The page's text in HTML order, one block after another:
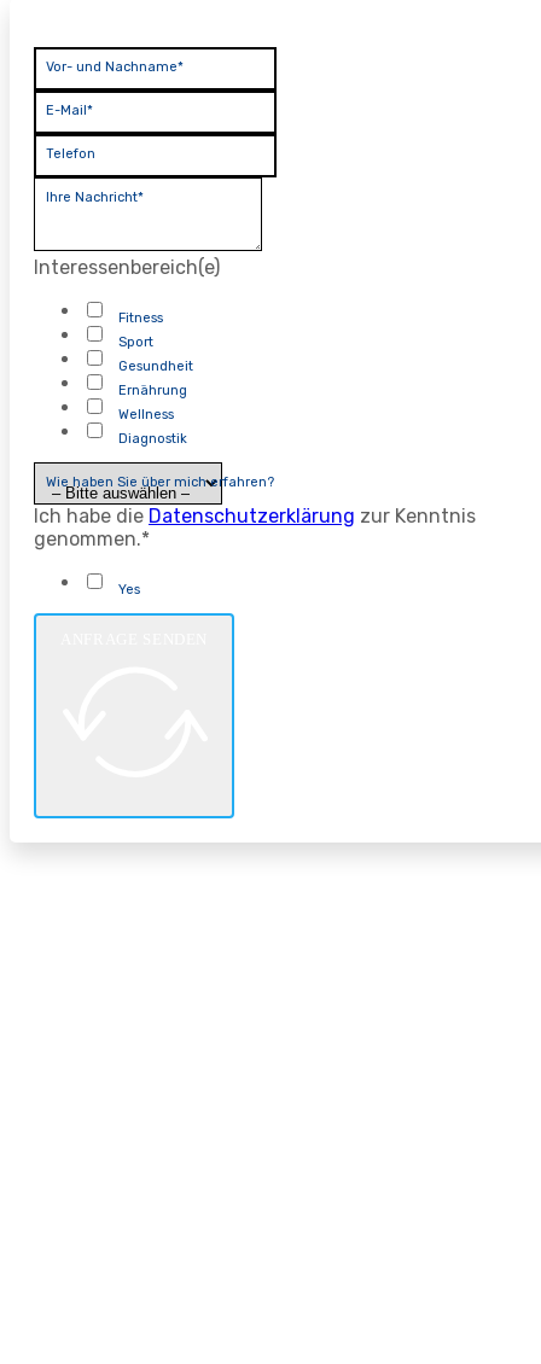
Vor- und Nachname*
E-Mail*
Telefon
Ihre Nachricht*
Interessenbereich(e)
Fitness
Sport
Gesundheit
Ernährung
Wellness
Diagnostik
Wie haben Sie über mich erfahren?
Ich habe die Datenschutzerklärung zur Kenntnis
genommen.*
Yes